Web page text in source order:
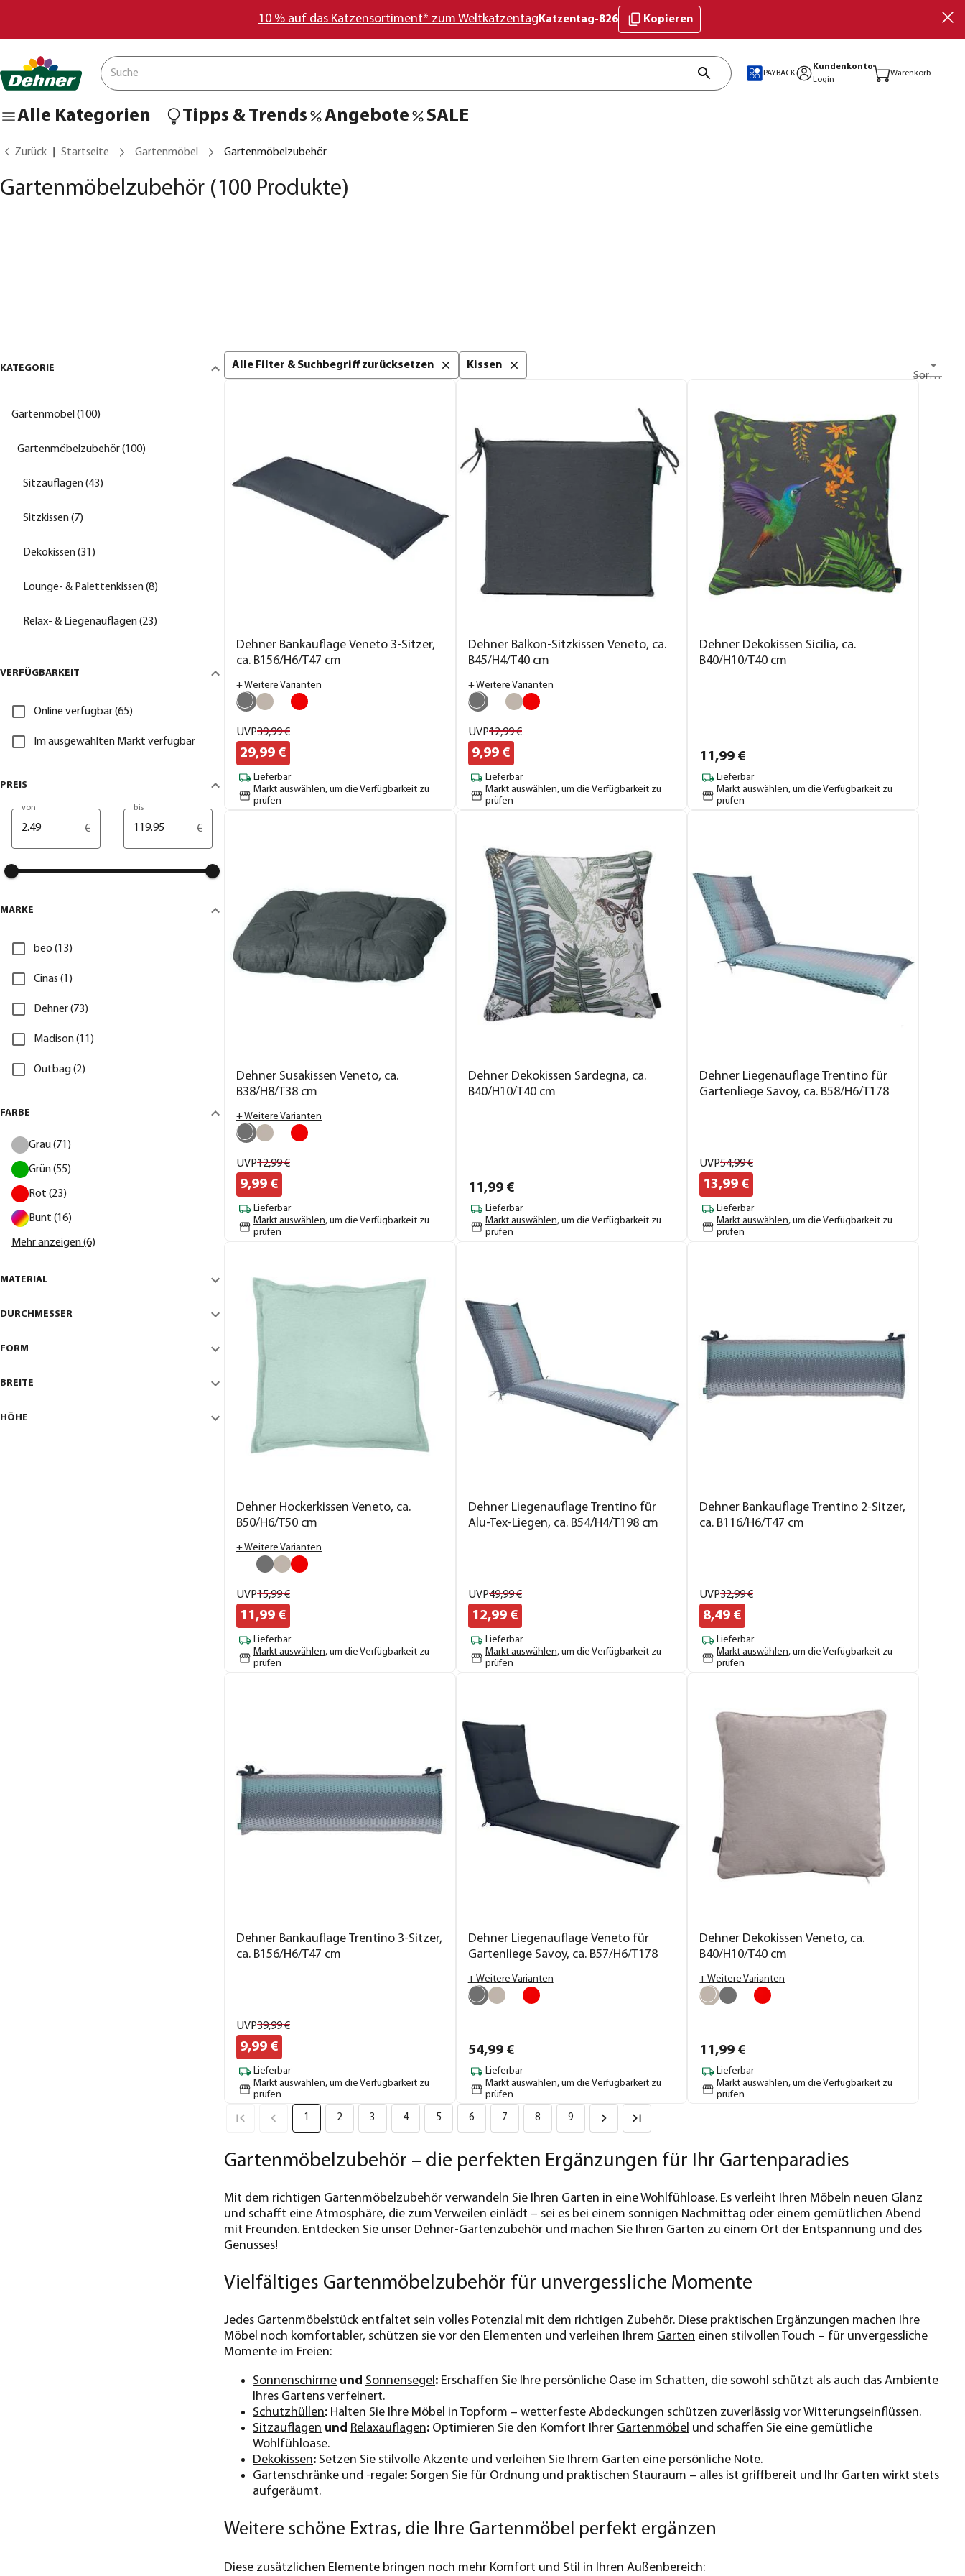
10 % auf das Katzensortiment* zum Weltkatzentag Katzentag-826 Kopieren
PAYBACK
Kundenkonto
Login
Warenkorb
Alle Kategorien Tipps & Trends Angebote SALE
Zurück Startseite Gartenmöbel Gartenmöbelzubehör
Gartenmöbelzubehör (100 Produkte)
KATEGORIE
Gartenmöbel (100)
Gartenmöbelzubehör (100)
Sitzauflagen (43)
Sitzkissen (7)
Dekokissen (31)
Lounge- & Palettenkissen (8)
Relax- & Liegenauflagen (23)
VERFÜGBARKEIT
Online verfügbar (65)
Im ausgewählten Markt verfügbar
PREIS
von
€
bis
€
MARKE
beo (13)
Cinas (1)
Dehner (73)
Madison (11)
Outbag (2)
FARBE
Grau (71)
Grün (55)
Rot (23)
Bunt (16)
Mehr anzeigen (6)
MATERIAL
DURCHMESSER
FORM
BREITE
HÖHE
Alle Filter & Suchbegriff zurücksetzen
Kissen
Sortieren nach
Dehner Bankauflage Veneto 3-Sitzer,
ca. B156/H6/T47 cm
+ Weitere Varianten
UVP39,99€
29,99 €
Lieferbar
Markt auswählen, um die Verfügbarkeit zu
prüfen
Dehner Balkon-Sitzkissen Veneto, ca.
B45/H4/T40 cm
+ Weitere Varianten
UVP12,99€
9,99€
Lieferbar
Markt auswählen, um die Verfügbarkeit zu
prüfen
Dehner Dekokissen Sicilia, ca.
B40/H10/T40 cm
11,99 €
Lieferbar
Markt auswählen, um die Verfügbarkeit zu
prüfen
Dehner Susakissen Veneto, ca.
B38/H8/T38 cm
+ Weitere Varianten
UVP12,99€
9,99 €
Lieferbar
Markt auswählen, um die Verfügbarkeit zu
prüfen
Dehner Dekokissen Sardegna, ca.
B40/H10/T40 cm
11,99€
Lieferbar
Markt auswählen, um die Verfügbarkeit zu
prüfen
Dehner Liegenauflage Trentino für
Gartenliege Savoy, ca. B58/H6/T178
UVP54,99€
13,99 €
Lieferbar
Markt auswählen, um die Verfügbarkeit zu
prüfen
Dehner Hockerkissen Veneto, ca.
B50/H6/T50 cm
+ Weitere Varianten
UVP15,99€
11,99 €
Lieferbar
Markt auswählen, um die Verfügbarkeit zu
prüfen
Dehner Liegenauflage Trentino für
Alu-Tex-Liegen, ca. B54/H4/T198 cm
UVP49,99€
12,99€
Lieferbar
Markt auswählen, um die Verfügbarkeit zu
prüfen
Dehner Bankauflage Trentino 2-Sitzer,
ca. B116/H6/T47 cm
UVP32,99€
8,49 €
Lieferbar
Markt auswählen, um die Verfügbarkeit zu
prüfen
Dehner Bankauflage Trentino 3-Sitzer,
ca. B156/H6/T47 cm
UVP39,99€
9,99 €
Lieferbar
Markt auswählen, um die Verfügbarkeit zu
prüfen
Dehner Liegenauflage Veneto für
Gartenliege Savoy, ca. B57/H6/T178
+ Weitere Varianten
54,99€
Lieferbar
Markt auswählen, um die Verfügbarkeit zu
prüfen
Dehner Dekokissen Veneto, ca.
B40/H10/T40 cm
+ Weitere Varianten
11,99 €
Lieferbar
Markt auswählen, um die Verfügbarkeit zu
prüfen
1 2 3 4 5 6 7 8 9
Gartenmöbelzubehör – die perfekten Ergänzungen für Ihr Gartenparadies
Mit dem richtigen Gartenmöbelzubehör verwandeln Sie Ihren Garten in eine Wohlfühloase. Es verleiht Ihren Möbeln neuen Glanz
und schafft eine Atmosphäre, die zum Verweilen einlädt – sei es bei einem sonnigen Nachmittag oder einem gemütlichen Abend
mit Freunden. Entdecken Sie unser Dehner-Gartenzubehör und machen Sie Ihren Garten zu einem Ort der Entspannung und des
Genusses!
Vielfältiges Gartenmöbelzubehör für unvergessliche Momente
Jedes Gartenmöbelstück entfaltet sein volles Potenzial mit dem richtigen Zubehör. Diese praktischen Ergänzungen machen Ihre
Möbel noch komfortabler, schützen sie vor den Elementen und verleihen Ihrem Garten einen stilvollen Touch – für unvergessliche
Momente im Freien:
Sonnenschirme und Sonnensegel: Erschaffen Sie Ihre persönliche Oase im Schatten, die sowohl schützt als auch das Ambiente
Ihres Gartens verfeinert.
Schutzhüllen: Halten Sie Ihre Möbel in Topform – wetterfeste Abdeckungen schützen zuverlässig vor Witterungseinflüssen.
Sitzauflagen und Relaxauflagen: Optimieren Sie den Komfort Ihrer Gartenmöbel und schaffen Sie eine gemütliche
Wohlfühloase.
Dekokissen: Setzen Sie stilvolle Akzente und verleihen Sie Ihrem Garten eine persönliche Note.
Gartenschränke und -regale: Sorgen Sie für Ordnung und praktischen Stauraum – alles ist griffbereit und Ihr Garten wirkt stets
aufgeräumt.
Weitere schöne Extras, die Ihre Gartenmöbel perfekt ergänzen
Diese zusätzlichen Elemente bringen noch mehr Komfort und Stil in Ihren Außenbereich: